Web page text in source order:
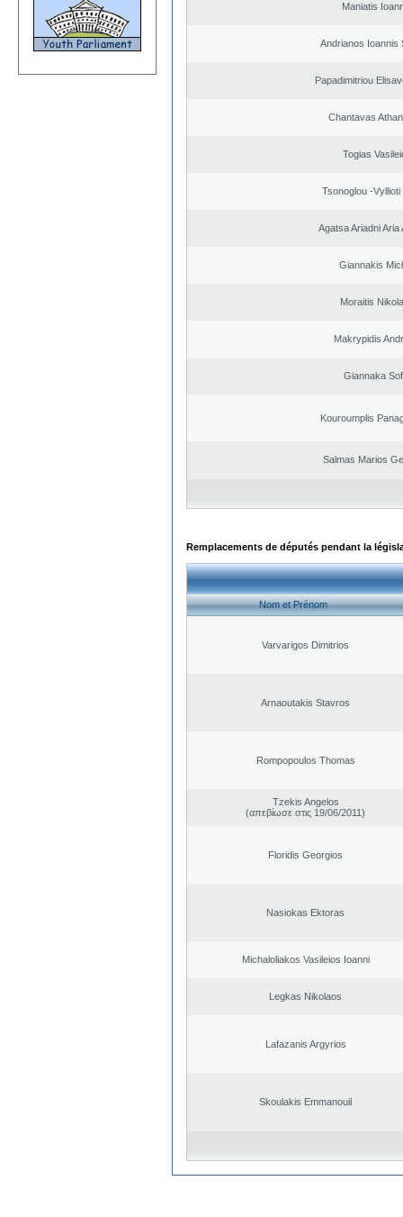
Maniatis
Andrianos Ioannis
Papadimitriou
Chantavas
Togias
Tsonoglou -Vyllioti
Agatsa Ariadni Aria
Giannakis
Moraitis
Makrypidis
Giannaka
Kouroumplis
Salmas Marios
Remplacements de députés pendant la
Nom et Prénom
Varvarigos Dimitrios
Arnaoutakis Stavros
Rompopoulos Thomas
Tzekis Angelos
(απεβίωσε στις 19/06/2011)
Floridis Georgios
Nasiokas Ektoras
Michaloliakos Vasileios Ioanni
Legkas Nikolaos
Lafazanis Argyrios
Skoulakis Emmanouil